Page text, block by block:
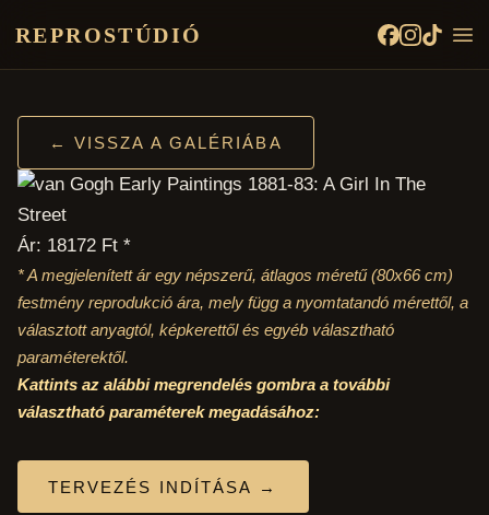
REPROSTÚDIÓ
← VISSZA A GALÉRIÁBA
Ár: 18172 Ft *
* A megjelenített ár egy népszerű, átlagos méretű(80x66 cm)
festmény reprodukció ára, mely függ a nyomtatandó mérettől, a
választott anyagtól, képkerettől és egyéb választható
paraméterektől.
Kattints az alábbi megrendelés gombra a további
választható paraméterek megadásához:
TERVEZÉS INDÍTÁSA →